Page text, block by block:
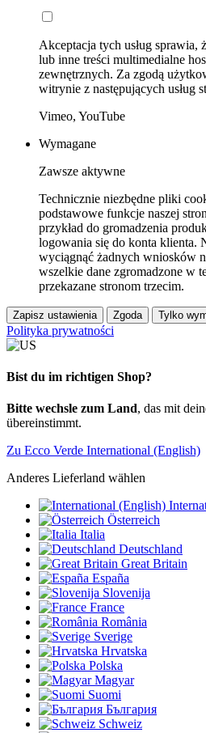
Akceptacja tych usług
lub inne treści multimedialne
zewnętrznych. Za zgodą
witrynie z następujących usług
Vimeo, YouTube
Wymagane
Zawsze aktywne
Technicznie niezbędne pliki
podstawowe funkcje naszej
przykład do gromadzenia
logowania się do konta klienta.
wyciągnąć żadnych wniosków
wszelkie dane zgromadzone w
przekazane stronom trzecim.
Zapisz ustawienia Zgoda Tylko
Polityka prywatności
Bist du im richtigen Shop?
Bitte wechsle zum Land, das mit
übereinstimmt.
Zu Ecco Verde International (English)
Anderes Lieferland wählen
Österreich
Italia
Deutschland
Great Britain
España
Slovenija
France
România
Sverige
Hrvatska
Polska
Magyar
Suomi
България
Schweiz